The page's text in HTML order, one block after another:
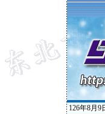
126年8月9